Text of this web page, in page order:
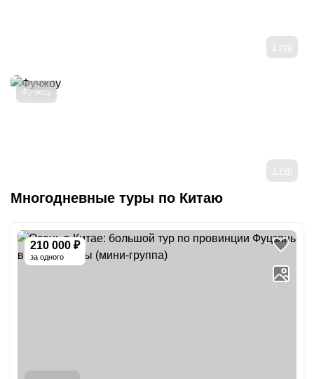
1 тур
Фучжоу
1 тур
Многодневные туры по Китаю
210 000 ₽
за одного